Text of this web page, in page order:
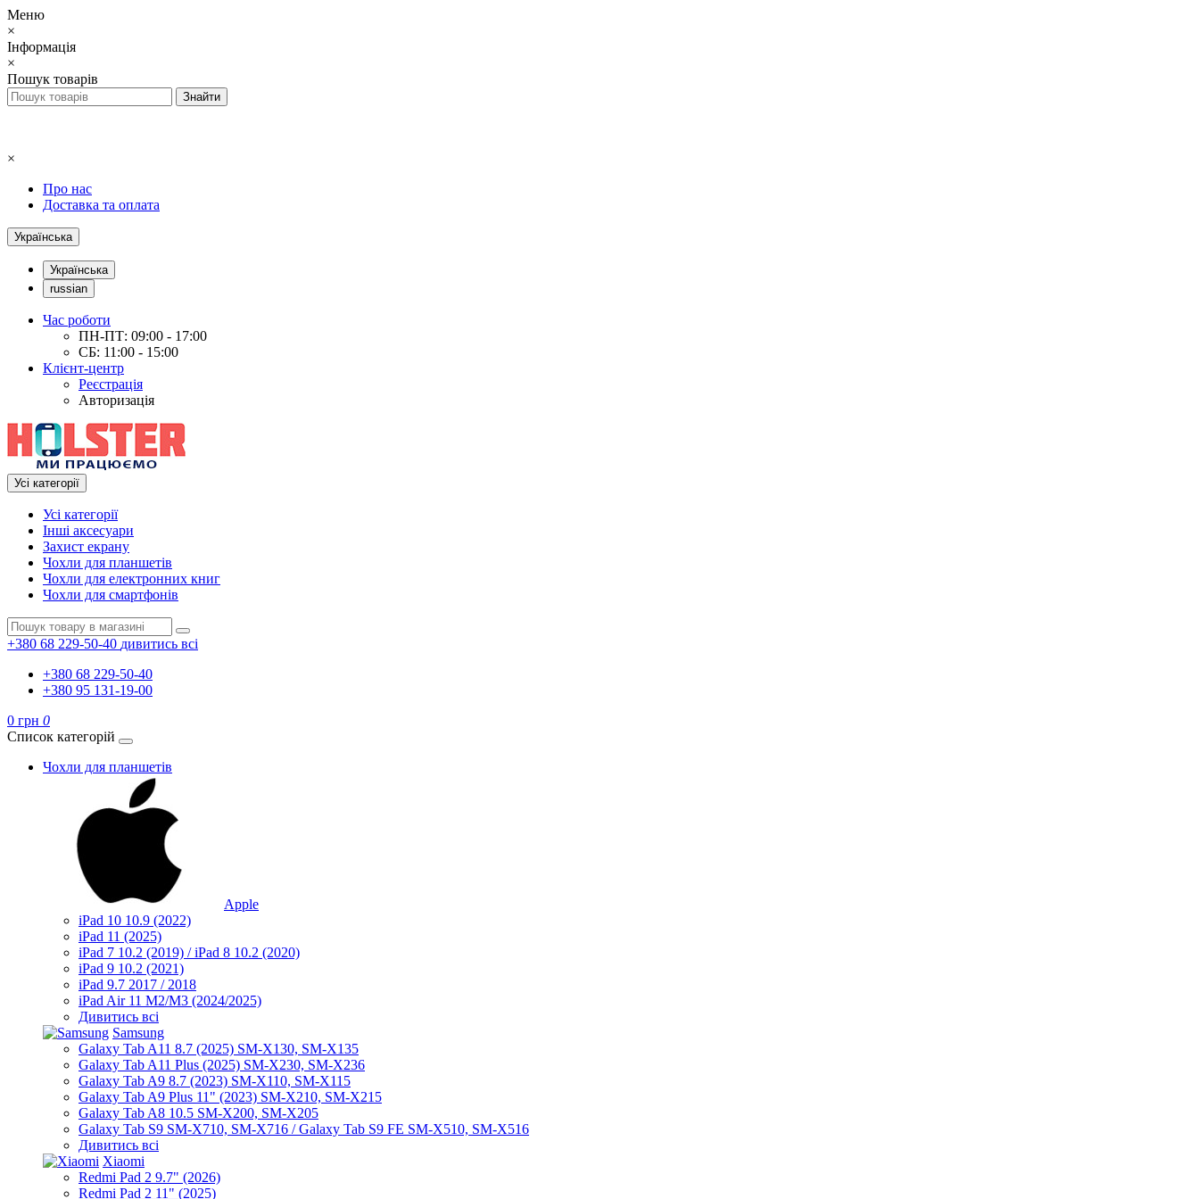
Меню
×
Інформація
×
Пошук товарів
×
Про нас
Доставка та оплата
Українська
Українська
russian
Час роботи
ПН-ПТ: 09:00 - 17:00
СБ: 11:00 - 15:00
Клієнт-центр
Реєстрація
Авторизація
Усі категорії
Усі категорії
Інші аксесуари
Захист екрану
Чохли для планшетів
Чохли для електронних книг
Чохли для смартфонів
+380 68 229-50-40 дивитись всі
+380 68 229-50-40
+380 95 131-19-00
0 грн 0
Список категорій
Чохли для планшетів
Apple
iPad 10 10.9 (2022)
iPad 11 (2025)
iPad 7 10.2 (2019) / iPad 8 10.2 (2020)
iPad 9 10.2 (2021)
iPad 9.7 2017 / 2018
iPad Air 11 M2/M3 (2024/2025)
Дивитись всі
Samsung
Galaxy Tab A11 8.7 (2025) SM-X130, SM-X135
Galaxy Tab A11 Plus (2025) SM-X230, SM-X236
Galaxy Tab A9 8.7 (2023) SM-X110, SM-X115
Galaxy Tab A9 Plus 11" (2023) SM-X210, SM-X215
Galaxy Tab A8 10.5 SM-X200, SM-X205
Galaxy Tab S9 SM-X710, SM-X716 / Galaxy Tab S9 FE SM-X510, SM-X516
Дивитись всі
Xiaomi
Redmi Pad 2 9.7" (2026)
Redmi Pad 2 11" (2025)